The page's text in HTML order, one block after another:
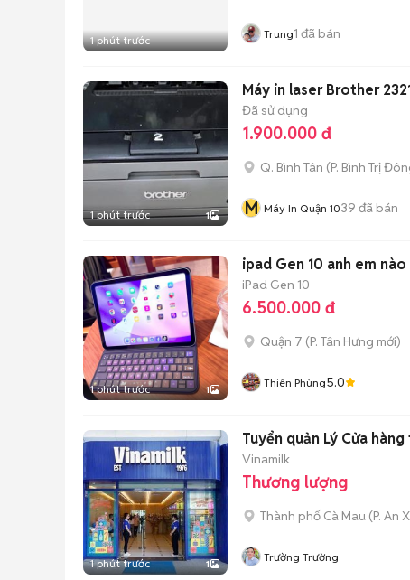
1 phút trước Trung1 đã bán
1 phút trước 1
Máy in laser Brother
Đã sử dụng
1.900.000 đ
Q. Bình Tân (P. Bình Trị
M Máy In Quận 1039 đã bán
1 phút trước 1
ipad Gen 10 anh em
iPad Gen 10
6.500.000 đ
Quận 7 (P. Tân Hưng mới)
Thiên Phùng5.0
1 phút trước 1
Tuyển quản Lý Cửa
Vinamilk
Thương lượng
Thành phố Cà Mau (P. An
Trường Trường